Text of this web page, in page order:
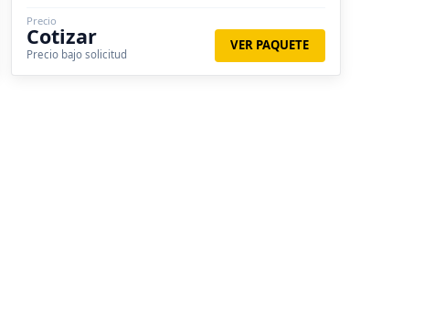
Precio
Cotizar
Precio bajo solicitud
VER PAQUETE